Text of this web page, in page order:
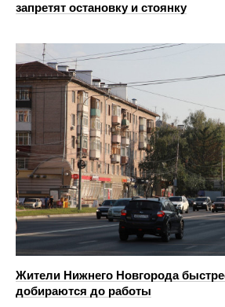
запретят остановку и стоянку
Жители Нижнего Новгорода
добираются до работы